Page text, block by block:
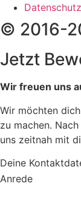
© 2016-
Jetzt
Wir freuen uns
Wir möchten
zu machen.
uns zeitnah mit
Deine
Anrede